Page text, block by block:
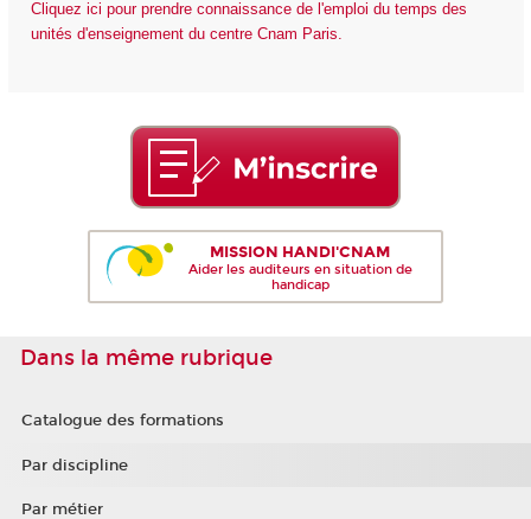
Cliquez ici pour prendre connaissance de l'emploi du temps des
unités d'enseignement du centre Cnam Paris.
MISSION HANDI'CNAM
Aider les auditeurs en situation de
handicap
Dans la même rubrique
Catalogue des formations
Par discipline
Par métier